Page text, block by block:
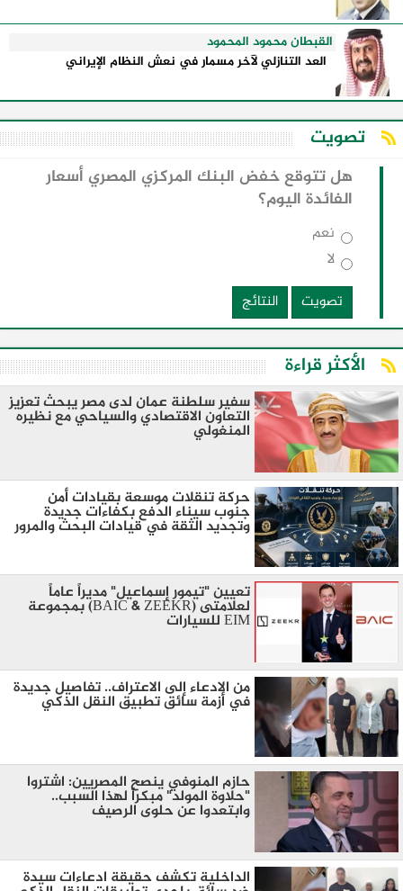
القبطان محمود المحمود
العد التنازلي لآخر مسمار في نعش النظام الإيراني
تصويت
هل تتوقع خفض البنك المركزي المصري أسعار
الفائدة اليوم؟
نعم
لا
تصويت
النتائج
الأكثر قراءة
سفير سلطنة عمان لدى مصر يبحث تعزيز
التعاون الاقتصادي والسياحي مع نظيره
المنغولي ​
حركة تنقلات موسعة بقيادات أمن
جنوب سيناء الدفع بكفاءات جديدة
وتجديد الثقة في قيادات البحث والمرور
تعيين "تيمور إسماعيل" مديراً عاماً
لعلامتى (BAIC & ZEEKR) بمجموعة
EIM للسيارات
من الادعاء إلى الاعتراف.. تفاصيل جديدة
في أزمة سائق تطبيق النقل الذكي
​حازم المنوفي ينصح المصريين: اشتروا
"حلاوة المولد" مبكراً لهذا السبب..
وابتعدوا عن حلوى الرصيف
الداخلية تكشف حقيقة ادعاءات سيدة